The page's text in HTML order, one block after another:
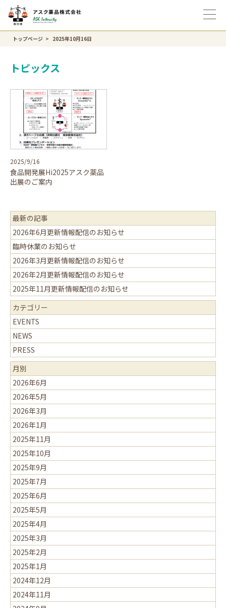
トップページ 2025年10月16日
トピックス
2025/9/16
食品開発展Hi2025アスク薬品
出展のご案内
最新の記事
2026年6月更新情報配信のお知らせ
臨時休業のお知らせ
2026年3月更新情報配信のお知らせ
2026年2月更新情報配信のお知らせ
2025年11月更新情報配信のお知らせ
カテゴリー
EVENTS
NEWS
PRESS
月別
2026年6月
2026年5月
2026年3月
2026年1月
2025年11月
2025年10月
2025年9月
2025年7月
2025年6月
2025年5月
2025年4月
2025年3月
2025年2月
2025年1月
2024年12月
2024年11月